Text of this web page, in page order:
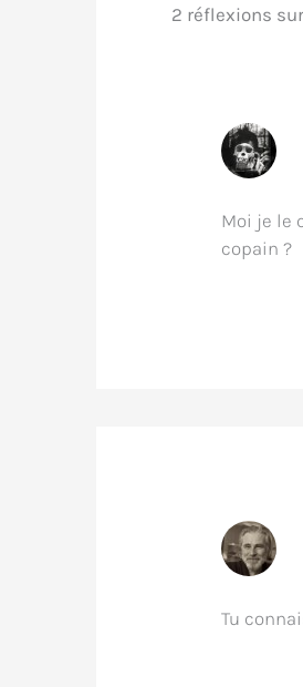
2 réflexions
Moi je le
copain ?
Tu